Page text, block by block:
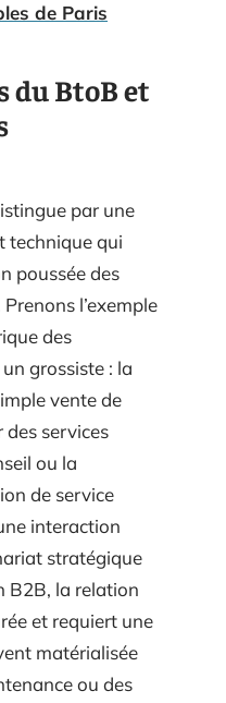
de Paris
du BtoB et
par une
technique qui
poussée des
l’exemple
des
grossiste : la
vente de
services
ou la
de service
interaction
stratégique
B2B, la relation
et requiert une
matérialisée
ou des